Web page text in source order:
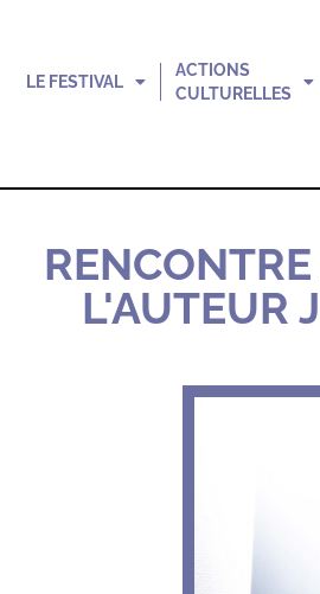
LE FESTIVAL
ACTIONS
CULTURELLES
L'AUTEUR